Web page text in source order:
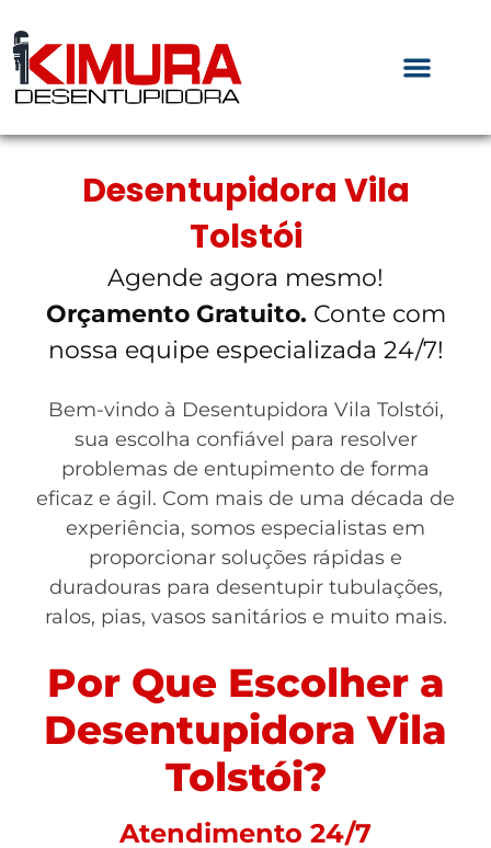
Desentupidora Vila
Tolstói
Agende agora mesmo!
Orçamento Gratuito. Conte com
nossa equipe especializada 24/7!
Bem-vindo à Desentupidora Vila Tolstói,
sua escolha confiável para resolver
problemas de entupimento de forma
eficaz e ágil. Com mais de uma década de
experiência, somos especialistas em
proporcionar soluções rápidas e
duradouras para desentupir tubulações,
ralos, pias, vasos sanitários e muito mais.
Por Que Escolher a
Desentupidora Vila
Tolstói?
Atendimento 24/7